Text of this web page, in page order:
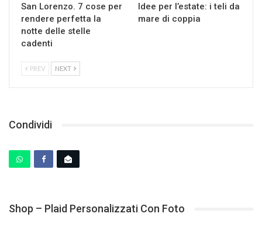
San Lorenzo. 7 cose per
rendere perfetta la
notte delle stelle
cadenti
Idee per l’estate: i teli da
mare di coppia
PREV NEXT
Condividi
Shop – Plaid Personalizzati Con Foto